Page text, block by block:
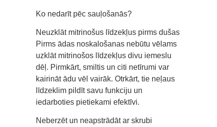
Ko nedarīt pēc sauļošanās?
Neuzklāt mitrinošus līdzekļus pirms dušas
Pirms ādas noskalošanas nebūtu vēlams
uzklāt mitrinošos līdzekļus divu iemeslu
dēļ. Pirmkārt, smiltis un citi netīrumi var
kairināt ādu vēl vairāk. Otrkārt, tie neļaus
līdzeklim pildīt savu funkciju un
iedarboties pietiekami efektīvi.
Neberzēt un neapstrādāt ar skrubi